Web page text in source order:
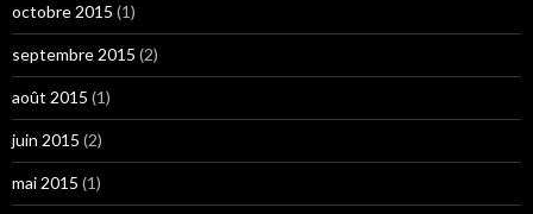
octobre 2015 (1)
septembre 2015 (2)
août 2015 (1)
juin 2015 (2)
mai 2015 (1)